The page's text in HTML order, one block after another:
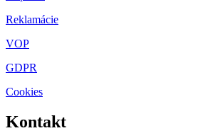
Reklamácie
VOP
GDPR
Cookies
Kontakt